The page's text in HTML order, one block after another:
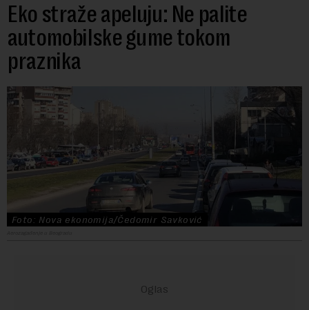
Eko straže apeluju: Ne palite
automobilske gume tokom
praznika
Foto: Nova ekonomija/Čedomir Savković